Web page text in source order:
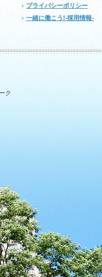
プライバシーポリシー
一緒に働こう!-採用情報-
ク